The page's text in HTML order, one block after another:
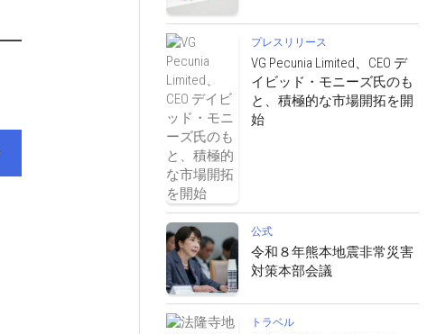
プレスリリース
VG Pecunia Limited、CEO デ
イビッド・モニーズ氏のも
と、積極的な市場開拓を開
始
公式
令和８年熊本地震非常災害
対策本部会議
トラベル